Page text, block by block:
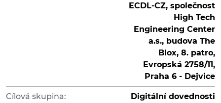
ECDL-CZ, společnost
High Tech
Engineering Center
a.s., budova The
Blox, 8. patro,
Evropská 2758/11,
Praha 6 - Dejvice
Cílová skupina:
Digitální dovednosti